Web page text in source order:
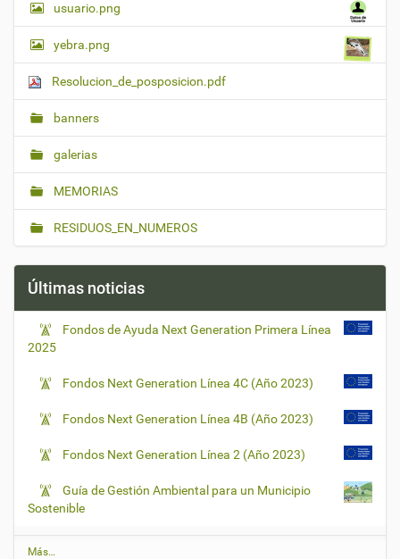
usuario.png
yebra.png
Resolucion_de_posposicion.pdf
banners
galerias
MEMORIAS
RESIDUOS_EN_NUMEROS
Últimas noticias
Fondos de Ayuda Next Generation Primera Línea
2025
Fondos Next Generation Línea 4C (Año 2023)
Fondos Next Generation Línea 4B (Año 2023)
Fondos Next Generation Línea 2 (Año 2023)
Guía de Gestión Ambiental para un Municipio
Sostenible
ÚMás…